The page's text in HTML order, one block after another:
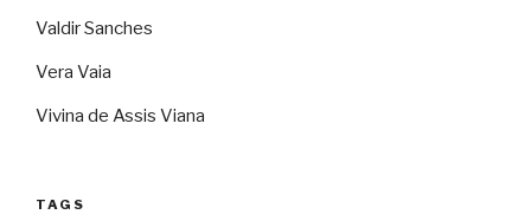
Valdir Sanches
Vera Vaia
Vivina de Assis Viana
TAGS